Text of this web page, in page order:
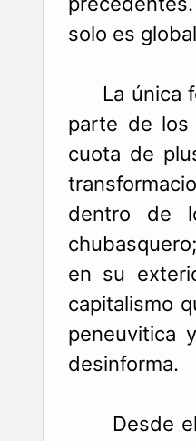
solo es
La única
parte de los
cuota de
dentro de
en su
capitalismo
peneuvitica
desinforma.
Desde el